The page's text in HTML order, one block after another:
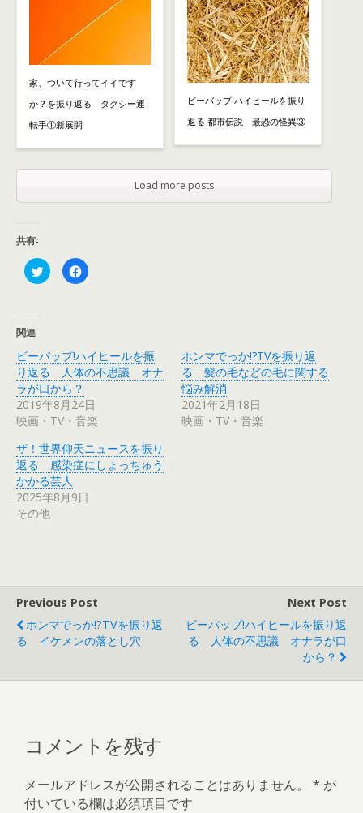
家、ついて行ってイイです
か？を振り返る タクシー運
転手①新展開
ビーバップ!ハイヒールを振り
返る 都市伝説 最恐の怪異③
Load more posts
共有:
ク
リ
t
t
e
r
で
共
有
(
し
い
ウ
ィ
ン
ド
ウ
で
開
F
a
共
有
す
る
に
は
ク
リ
ク
し
て
く
さ
い
で
開
き
ま
す
)
関連
ビーバップ!ハイヒールを振
り返る 人体の不思議 オナ
ラが口から？
2019年8月24日
映画・TV・音楽
ホンマでっか!?TVを振り返
る 髪の毛などの毛に関する
悩み解消
2021年2月18日
映画・TV・音楽
ザ！世界仰天ニュースを振り
返る 感染症にしょっちゅう
かかる芸人
2025年8月9日
その他
Previous Post
ホンマでっか!?TVを振り返
る イケメンの落とし穴
Next Post
ビーバップ!ハイヒールを振り返
る 人体の不思議 オナラが口
から？
コメントを残す
メールアドレスが公開されることはありません。 * が
付いている欄は必須項目です